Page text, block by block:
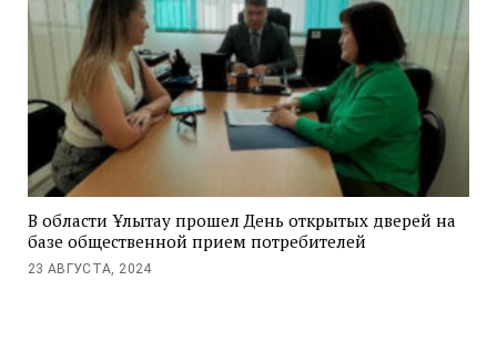
В области Ұлытау прошел День открытых дверей на
базе общественной прием потребителей
23 АВГУСТА, 2024